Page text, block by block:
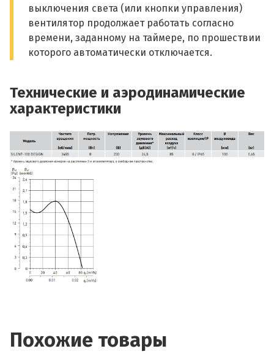
Похожие товары
выключения света (или кнопки управления)
вентилятор продолжает работать согласно
времени, заданному на таймере, по прошествии
которого автоматически отключается.
Технические и аэродинамические
характеристики